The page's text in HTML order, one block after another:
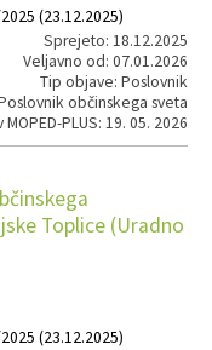
(23.12.2025)
Sprejeto: 18.12.2025
Veljavno od: 07.01.2026
Tip objave: Poslovnik
občinskega sveta
PLUS: 19. 05. 2026
Toplice (Uradno
(23.12.2025)